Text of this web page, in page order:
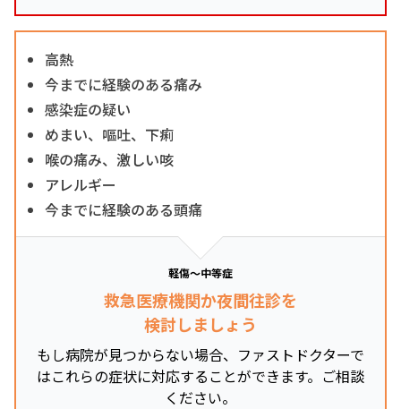
高熱
今までに経験のある痛み
感染症の疑い
めまい、嘔吐、下痢
喉の痛み、激しい咳
アレルギー
今までに経験のある頭痛
軽傷～中等症
救急医療機関か夜間往診を
検討しましょう
もし病院が見つからない場合、ファストドクターで
はこれらの症状に対応することができます。ご相談
ください。